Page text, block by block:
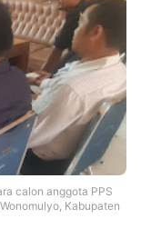
calon anggota PPS
Kabupaten